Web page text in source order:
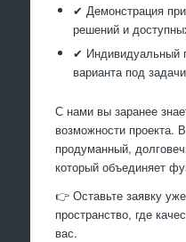
✔ Демонстрация
решений и
✔ Индивидуальный
варианта под
С нами вы заранее
возможности проекта.
продуманный,
который объединяет
👉 Оставьте заявку
пространство, где
вас.